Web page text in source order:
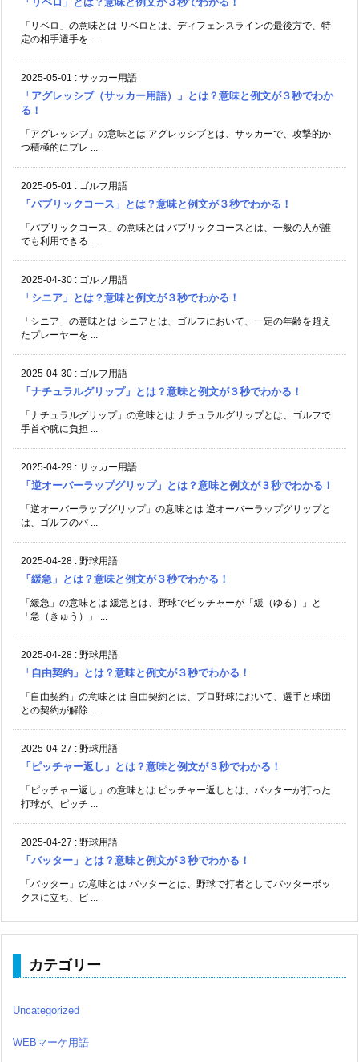
「リベロ」の意味とは リベロとは、ディフェンスラインの最後方で、特
定の相手選手を ...
2025-05-01 : サッカー用語
「アグレッシブ（サッカー用語）」とは？意味と例文が３秒でわか
る！
「アグレッシブ」の意味とは アグレッシブとは、サッカーで、攻撃的か
つ積極的にプレ ...
2025-05-01 : ゴルフ用語
「パブリックコース」とは？意味と例文が３秒でわかる！
「パブリックコース」の意味とは パブリックコースとは、一般の人が誰
でも利用できる ...
2025-04-30 : ゴルフ用語
「シニア」とは？意味と例文が３秒でわかる！
「シニア」の意味とは シニアとは、ゴルフにおいて、一定の年齢を超え
たプレーヤーを ...
2025-04-30 : ゴルフ用語
「ナチュラルグリップ」とは？意味と例文が３秒でわかる！
「ナチュラルグリップ」の意味とは ナチュラルグリップとは、ゴルフで
手首や腕に負担 ...
2025-04-29 : サッカー用語
「逆オーバーラップグリップ」とは？意味と例文が３秒でわかる！
「逆オーバーラップグリップ」の意味とは 逆オーバーラップグリップと
は、ゴルフのパ ...
2025-04-28 : 野球用語
「緩急」とは？意味と例文が３秒でわかる！
「緩急」の意味とは 緩急とは、野球でピッチャーが「緩（ゆる）」と
「急（きゅう）」 ...
2025-04-28 : 野球用語
「自由契約」とは？意味と例文が３秒でわかる！
「自由契約」の意味とは 自由契約とは、プロ野球において、選手と球団
との契約が解除 ...
2025-04-27 : 野球用語
「ピッチャー返し」とは？意味と例文が３秒でわかる！
「ピッチャー返し」の意味とは ピッチャー返しとは、バッターが打った
打球が、ピッチ ...
2025-04-27 : 野球用語
「バッター」とは？意味と例文が３秒でわかる！
「バッター」の意味とは バッターとは、野球で打者としてバッターボッ
クスに立ち、ピ ...
カテゴリー
Uncategorized
WEBマーケ用語